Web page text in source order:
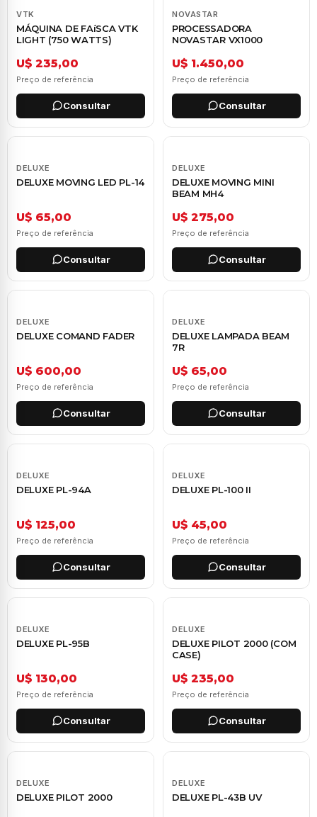
VTK
MÁQUINA DE FAíSCA VTK
LIGHT (750 WATTS)
U$ 235,00
Preço de referência
Consultar
NOVASTAR
PROCESSADORA
NOVASTAR VX1000
U$ 1.450,00
Preço de referência
Consultar
DELUXE
DELUXE MOVING LED PL-14
U$ 65,00
Preço de referência
Consultar
DELUXE
DELUXE MOVING MINI
BEAM MH4
U$ 275,00
Preço de referência
Consultar
DELUXE
DELUXE COMAND FADER
U$ 600,00
Preço de referência
Consultar
DELUXE
DELUXE LAMPADA BEAM
7R
U$ 65,00
Preço de referência
Consultar
DELUXE
DELUXE PL-94A
U$ 125,00
Preço de referência
Consultar
DELUXE
DELUXE PL-100 II
U$ 45,00
Preço de referência
Consultar
DELUXE
DELUXE PL-95B
U$ 130,00
Preço de referência
Consultar
DELUXE
DELUXE PILOT 2000 (COM
CASE)
U$ 235,00
Preço de referência
Consultar
DELUXE
DELUXE PILOT 2000
DELUXE
DELUXE PL-43B UV